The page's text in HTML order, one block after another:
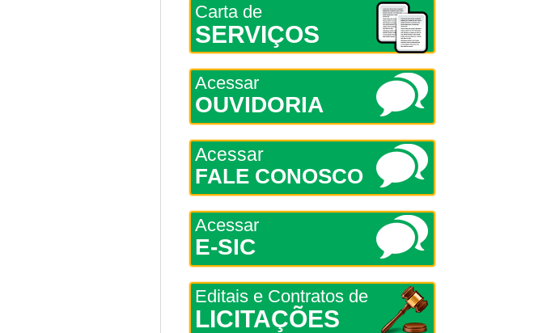
Carta de
SERVIÇOS
Acessar
OUVIDORIA
Acessar
FALE CONOSCO
Acessar
E-SIC
Editais e Contratos de
LICITAÇÕES